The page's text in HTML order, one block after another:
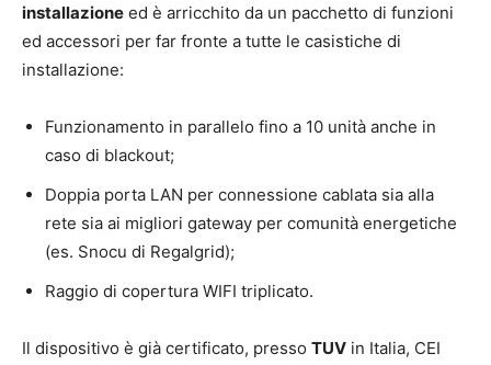
installazione ed è arricchito da un pacchetto di funzioni
ed accessori per far fronte a tutte le casistiche di
installazione:
Funzionamento in parallelo fino a 10 unità anche in
caso di blackout;
Doppia porta LAN per connessione cablata sia alla
rete sia ai migliori gateway per comunità energetiche
(es. Snocu di Regalgrid);
Raggio di copertura WIFI triplicato.
Il dispositivo è già certificato, presso TUV in Italia, CEI